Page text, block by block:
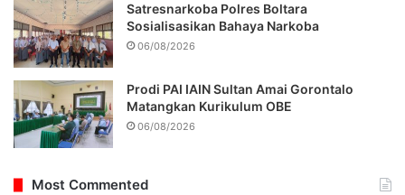
Satresnarkoba Polres Boltara
Sosialisasikan Bahaya Narkoba
06/08/2026
Prodi PAI IAIN Sultan Amai Gorontalo
Matangkan Kurikulum OBE
06/08/2026
Most Commented